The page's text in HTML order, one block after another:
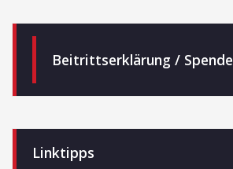
Beitrittserklärung / Spende
Linktipps